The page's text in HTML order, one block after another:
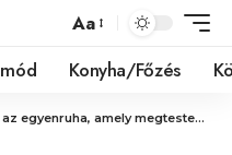
Aa
Konyha/Főzés
amely megtestesíti a vállalat szellemiségét